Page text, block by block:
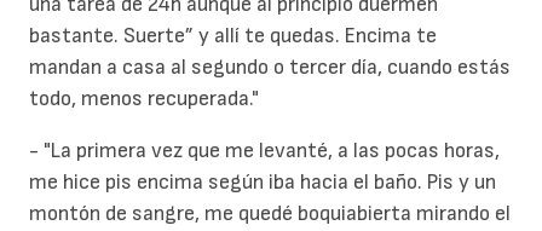
bastante. Suerte” y allí te quedas. Encima te
mandan a casa al segundo o tercer día, cuando estás
todo, menos recuperada."
- "La primera vez que me levanté, a las pocas horas,
me hice pis encima según iba hacia el baño. Pis y un
montón de sangre, me quedé boquiabierta mirando el